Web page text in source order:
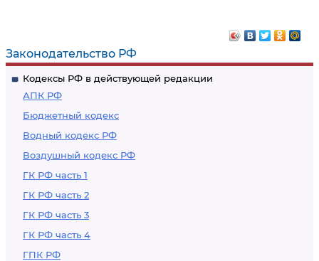
Законодательство РФ
Кодексы РФ в действующей редакции
АПК РФ
Бюджетный кодекс
Водный кодекс РФ
Воздушный кодекс РФ
ГК РФ часть 1
ГК РФ часть 2
ГК РФ часть 3
ГК РФ часть 4
ГПК РФ